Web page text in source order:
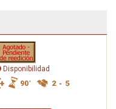
Disponibilidad